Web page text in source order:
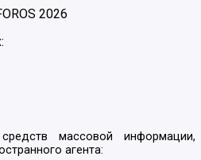
2026
массовой информации,
агента: